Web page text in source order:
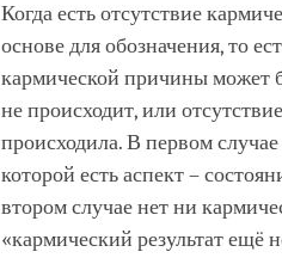
Когда есть отсутствие
основе для обозначения, то
кармической причины может
не происходит, или
происходила. В первом
которой есть аспект –
втором случае нет ни
«кармический результат ещё